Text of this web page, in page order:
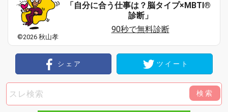
©2026 秋山孝
「自分に合う仕事は？脳タイプ×MBTI®
診断」
90秒で無料診断
シェア ツイート
検索